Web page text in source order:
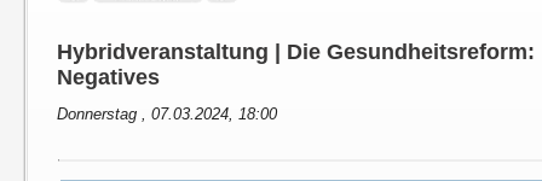
Hybridveranstaltung | Die
Negatives
Donnerstag , 07.03.2024, 18:00